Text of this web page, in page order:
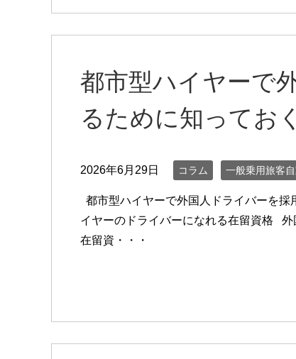
都市型ハイヤーで
るために知ってお
2026年6月29日 コラム 一般乗用旅客
都市型ハイヤーで外国人ドライバーを
イヤーのドライバーになれる在留資格 外
在留資・・・